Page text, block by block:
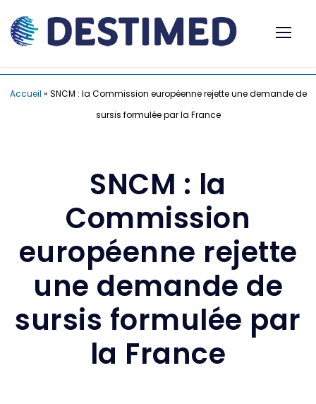
Accueil » SNCM : la Commission européenne rejette une demande de
sursis formulée par la France
SNCM : la
Commission
européenne rejette
une demande de
sursis formulée par
la France